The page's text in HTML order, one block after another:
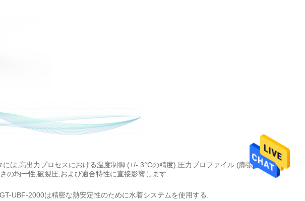
には,高出力プロセスにおける温度制御 (+/- 3°Cの精度),圧力プロファイル (膨張と膨張
の均一性,破裂圧,および適合特性に直接影響します.
UBF-2000は精密な熱安定性のために水着システムを使用する.